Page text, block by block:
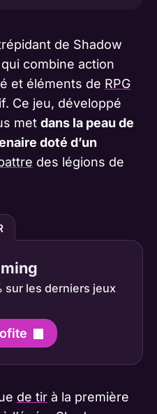
de Shadow
combine action
et éléments de RPG
Ce jeu, développé
met dans la peau de
doté d’un
des légions de
sur les derniers jeux
de tir à la première